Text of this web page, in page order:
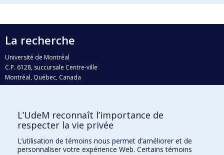
La recherche
Université de Montréal
C.P. 6128, succursale Centre-ville
Montréal, Québec, Canada
H3C 3J7
Qui fait quoi?
Nous trouver
L’UdeM reconnaît l’importance de
respecter la vie privée
L’utilisation de témoins nous permet d’améliorer et de
personnaliser votre expérience Web. Certains témoins